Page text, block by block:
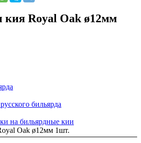
кия Royal Oak ø12мм
бильярда
на бильярдные кии
Oak ø12мм 1шт.